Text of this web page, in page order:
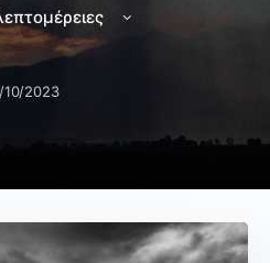
10/2023